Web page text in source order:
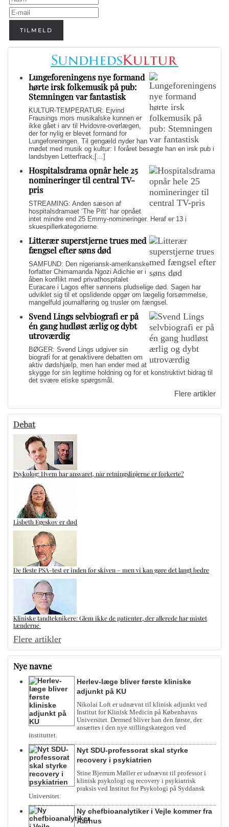
TILMELD
Lungeforeningens nye formand
hørte irsk folkemusik på pub:
Stemningen var fantastisk
KULTUR-TEMPERATUR: Ejvind
Frausings mors musikalske kunnen er
ikke gået i arv til Hvidovre-overlægen,
der for nylig er blevet formand for
Lungeforeningen. Til gengæld nyder han
mødet med musik og kultur: I foråret besøgte han en irsk pub i
landsbyen Letterfrack,[…]
Hospitalsdrama opnår hele 25
nomineringer til central TV-
pris
STREAMING: Anden sæson af
hospitalsdramaet ‘The Pitt’ har opnået
intet mindre end 25 Emmy-nomineringer. Heraf er 13 i
skuespillerkategorierne.
Litterær superstjerne trues med
fængsel efter søns død
SAMFUND: Den nigeriansk-amerikanske
forfatter Chimamanda Ngozi Adichie er i
åben konflikt med privathospitalet
Euracare i Lagos efter sønnens pludselige død. Sagen har
udviklet sig til et opslidende opgør om lægelig forsømmelse,
mangelfuld journalføring og trusler om fængsel.
Svend Lings selvbiografi er på
én gang hudløst ærlig og dybt
utroværdig
BØGER: Svend Lings udgiver sin
biografi for at genaktivere debatten om
aktiv dødshjælp, men han ender med at
skygge for sin legitime holdning og for et konstruktivt bidrag til
det svære etiske spørgsmål.
Flere artikler
Debat
Psykolog: Hvem har ansvaret, når retningslinjerne er forkerte?
Lisbeth Egeskov er død
De fleste PSA-test er inden for skiven – men vi kan gøre det langt bedre
Kliniske tandteknikere: Glem ikke de patienter, der allerede har mistet
tænderne
Flere artikler
Nye navne
Herlev-læge bliver første kliniske
adjunkt på KU
Nikolai Loft er udnævnt til klinisk adjunkt ved
Institut for Klinisk Medicin på Københavns
Universitet. Dermed bliver han den første, der
ansættes i den nye stillingskategori ved
instituttet.
Nyt SDU-professorat skal styrke
recovery i psykiatrien
Stine Bjerrum Møller er udnævnt til professor i
klinisk psykologi og recovery i psykiatrisk
praksis ved Institut for Psykologi på Syddansk
Universitet.
Ny chefbioanalytiker i Vejle kommer fra
Aarhus